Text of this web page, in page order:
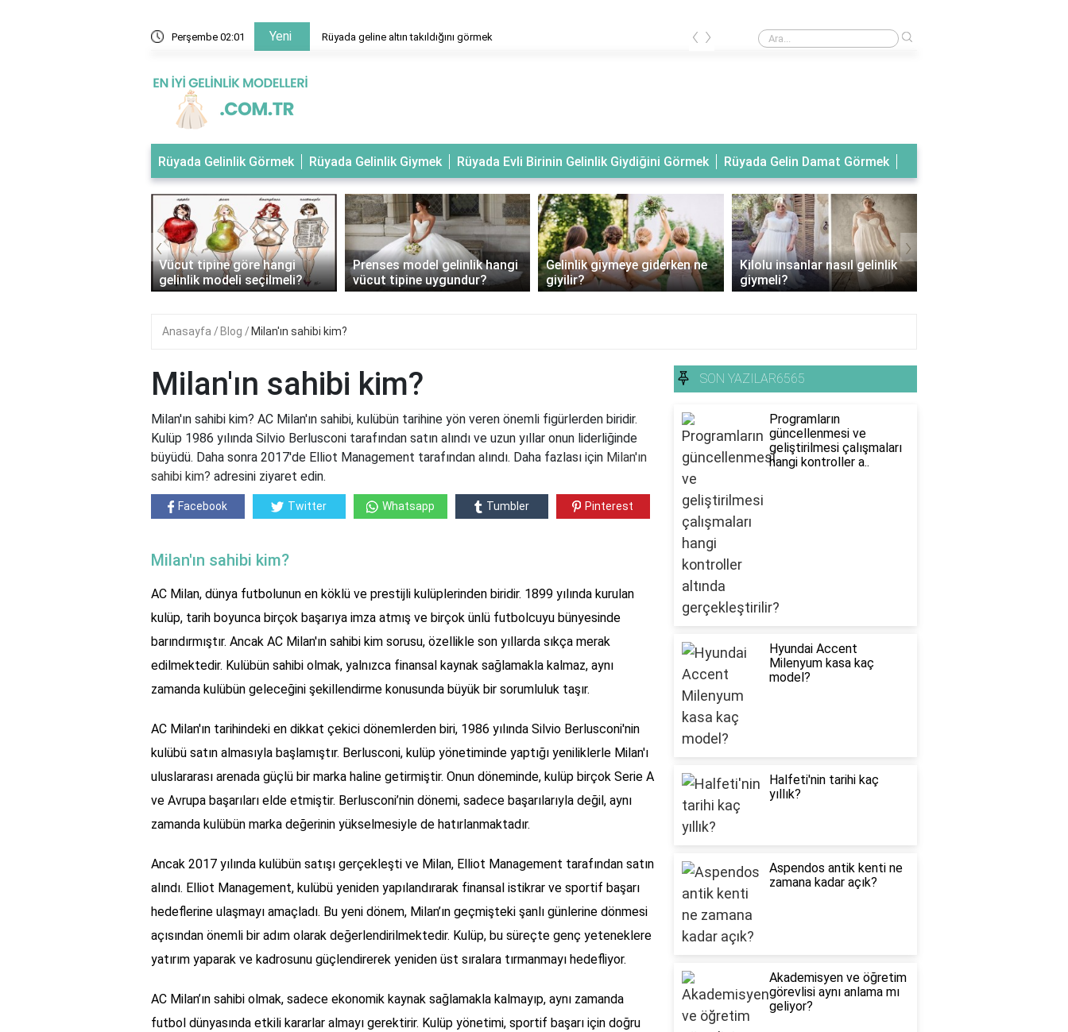
Perşembe 02:01 Yeni
evlendiğini gelinlik giydiğini görmek Rüyada geline altın takıldığını görmek Rüyada tanıdık birinin gelinlik giydiğini görmek
‹ ›
Rüyada Gelinlik Görmek Rüyada Gelinlik Giymek Rüyada Evli Birinin Gelinlik Giydiğini Görmek Rüyada Gelin Damat Görmek
Vücut tipine göre hangi
gelinlik modeli seçilmeli?
Prenses model gelinlik hangi
vücut tipine uygundur?
Gelinlik giymeye giderken ne
giyilir?
Kilolu insanlar nasıl gelinlik
giymeli?
‹ ›
Anasayfa Blog Milan'ın sahibi kim?
Milan'ın sahibi kim?
Milan'ın sahibi kim? AC Milan'ın sahibi, kulübün tarihine yön veren önemli figürlerden biridir.
Kulüp 1986 yılında Silvio Berlusconi tarafından satın alındı ve uzun yıllar onun liderliğinde
büyüdü. Daha sonra 2017'de Elliot Management tarafından alındı. Daha fazlası için Milan'ın
sahibi kim? adresini ziyaret edin.
Facebook Twitter Whatsapp Tumbler Pinterest
Milan'ın sahibi kim?
AC Milan, dünya futbolunun en köklü ve prestijli kulüplerinden biridir. 1899 yılında kurulan
kulüp, tarih boyunca birçok başarıya imza atmış ve birçok ünlü futbolcuyu bünyesinde
barındırmıştır. Ancak AC Milan'ın sahibi kim sorusu, özellikle son yıllarda sıkça merak
edilmektedir. Kulübün sahibi olmak, yalnızca finansal kaynak sağlamakla kalmaz, aynı
zamanda kulübün geleceğini şekillendirme konusunda büyük bir sorumluluk taşır.
AC Milan'ın tarihindeki en dikkat çekici dönemlerden biri, 1986 yılında Silvio Berlusconi'nin
kulübü satın almasıyla başlamıştır. Berlusconi, kulüp yönetiminde yaptığı yeniliklerle Milan'ı
uluslararası arenada güçlü bir marka haline getirmiştir. Onun döneminde, kulüp birçok Serie A
ve Avrupa başarıları elde etmiştir. Berlusconi’nin dönemi, sadece başarılarıyla değil, aynı
zamanda kulübün marka değerinin yükselmesiyle de hatırlanmaktadır.
Ancak 2017 yılında kulübün satışı gerçekleşti ve Milan, Elliot Management tarafından satın
alındı. Elliot Management, kulübü yeniden yapılandırarak finansal istikrar ve sportif başarı
hedeflerine ulaşmayı amaçladı. Bu yeni dönem, Milan’ın geçmişteki şanlı günlerine dönmesi
açısından önemli bir adım olarak değerlendirilmektedir. Kulüp, bu süreçte genç yeteneklere
yatırım yaparak ve kadrosunu güçlendirerek yeniden üst sıralara tırmanmayı hedefliyor.
AC Milan’ın sahibi olmak, sadece ekonomik kaynak sağlamakla kalmayıp, aynı zamanda
futbol dünyasında etkili kararlar almayı gerektirir. Kulüp yönetimi, sportif başarı için doğru
SON YAZILAR6565
Programların
güncellenmesi ve
geliştirilmesi çalışmaları
hangi kontroller a..
Hyundai Accent
Milenyum kasa kaç
model?
Halfeti'nin tarihi kaç
yıllık?
Aspendos antik kenti ne
zamana kadar açık?
Akademisyen ve öğretim
görevlisi aynı anlama mı
geliyor?